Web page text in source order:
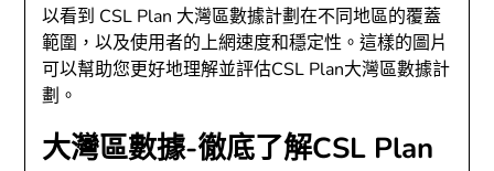
以看到 CSL Plan 大灣區數據計劃在不同地區的覆蓋
範圍，以及使用者的上網速度和穩定性。這樣的圖片
可以幫助您更好地理解並評估CSL Plan大灣區數據計
劃。
大灣區數據-徹底了解CSL Plan